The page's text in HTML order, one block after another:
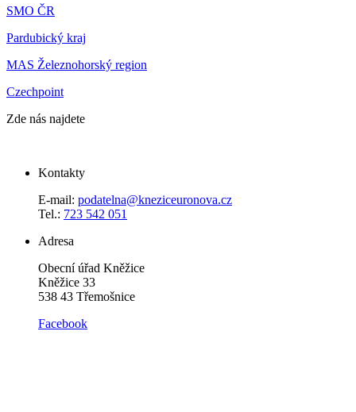
SMO ČR
Pardubický kraj
MAS Železnohorský region
Czechpoint
Zde nás najdete
Kontakty
E-mail: podatelna@kneziceuronova.cz
Tel.: 723 542 051
Adresa
Obecní úřad Kněžice
Kněžice 33
538 43 Třemošnice
Facebook